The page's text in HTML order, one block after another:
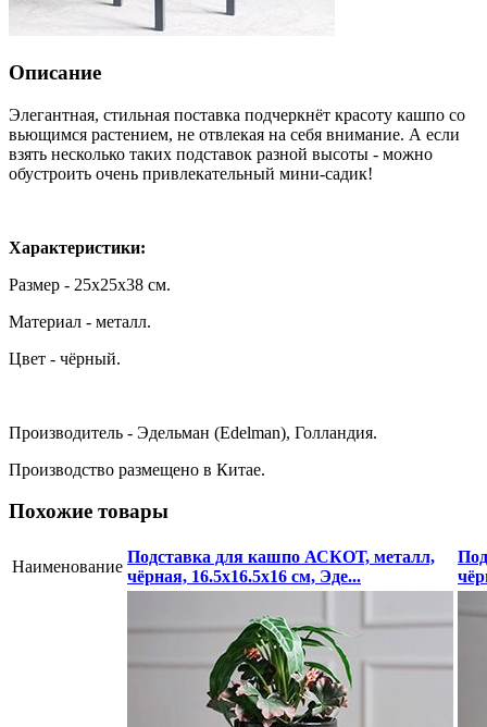
Описание
Элегантная, стильная поставка подчеркнёт красоту кашпо со
вьющимся растением, не отвлекая на себя внимание. А если
взять несколько таких подставок разной высоты - можно
обустроить очень привлекательный мини-садик!
Характеристики:
Размер - 25х25х38 см.
Материал - металл.
Цвет - чёрный.
Производитель - Эдельман (Edelman), Голландия.
Производство размещено в Китае.
Похожие товары
Наименование
Подставка для кашпо АСКОТ, металл,
чёрная, 16.5х16.5х16 см, Эде...